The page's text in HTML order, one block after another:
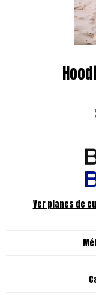
Ver planes de